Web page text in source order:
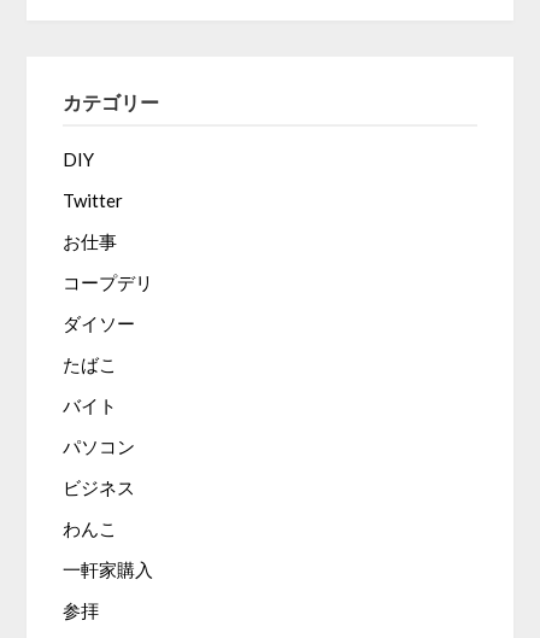
カテゴリー
DIY
Twitter
お仕事
コープデリ
ダイソー
たばこ
バイト
パソコン
ビジネス
わんこ
一軒家購入
参拝